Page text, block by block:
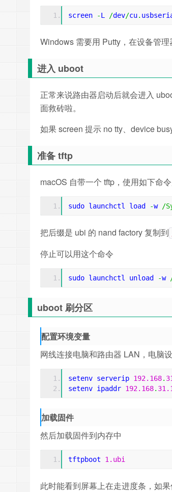
screen -L /dev/cu.
Windows 需要用 Putty，在设备管理
进入 uboot
正常来说路由器启动后就会进入
面救砖啦。
如果 screen 提示 no tty、device
准备 tftp
macOS 自带一个 tftp，使用如下命
sudo launchctl load -w /
把后缀是 ubi 的 nand factory 复制到
停止可以用这个命令
sudo launchctl unload -w
uboot 刷分区
配置环境变量
网线连接电脑和路由器 LAN，电脑
setenv serverip 192.168.
setenv ipaddr 192.168.
加载固件
然后加载固件到内存中
tftpboot 1.ubi
此时能看到屏幕上在走进度条，如